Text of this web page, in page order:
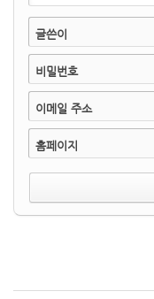
글쓴이
비밀번호
이메일 주소
홈페이지